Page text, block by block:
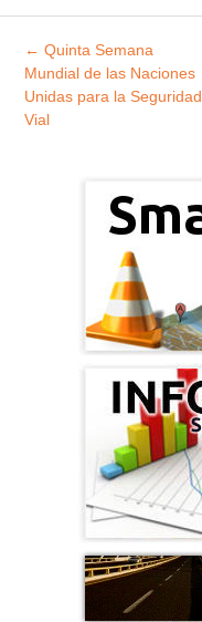
Explorar
entradas
← Quinta Semana
Mundial de las Naciones
Unidas para la Seguridad
Vial